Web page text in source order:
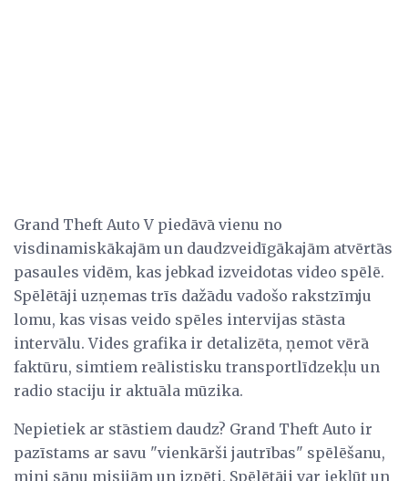
Grand Theft Auto V piedāvā vienu no
visdinamiskākajām un daudzveidīgākajām atvērtās
pasaules vidēm, kas jebkad izveidotas video spēlē.
Spēlētāji uzņemas trīs dažādu vadošo rakstzīmju
lomu, kas visas veido spēles intervijas stāsta
intervālu. Vides grafika ir detalizēta, ņemot vērā
faktūru, simtiem reālistisku transportlīdzekļu un
radio staciju ir aktuāla mūzika.
Nepietiek ar stāstiem daudz? Grand Theft Auto ir
pazīstams ar savu "vienkārši jautrības" spēlēšanu,
mini sānu misijām un izpēti. Spēlētāji var iekļūt un